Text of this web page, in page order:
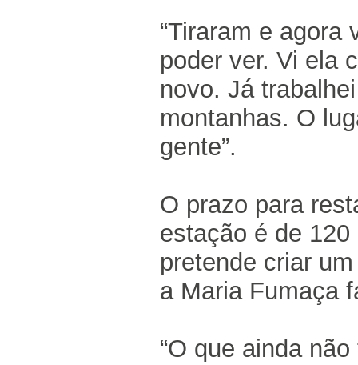
“Tiraram e
poder ver. Vi ela
novo. Já
montanhas. O
gente”.
O prazo para
estação é de
pretende criar
a Maria Fumaça
“O que ainda